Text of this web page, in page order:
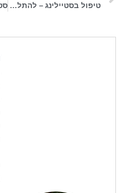
טיפול בסטיילינג – להתלבש כדי להתרגש